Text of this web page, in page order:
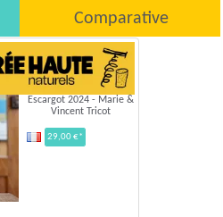
Comparative
Escargot 2024 - Marie &
Vincent Tricot
29,00 €*